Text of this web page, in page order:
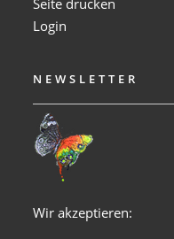
Seite drucken
Login
NEWSLETTER
Wir akzeptieren: